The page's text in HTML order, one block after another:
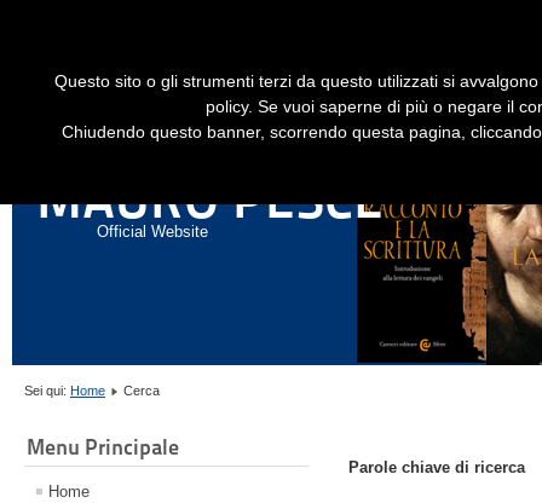
MAURO PESCE
Official Website
GESÙ STORICO - HISTORICAL JESUS
Sei qui: Home Cerca
Menu Principale
Home
Parole chiave di ricerca
Questo sito o gli strumenti terzi da questo utilizzati si
policy. Se vuoi saperne di più o negare il
Chiudendo questo banner, scorrendo questa pagina,